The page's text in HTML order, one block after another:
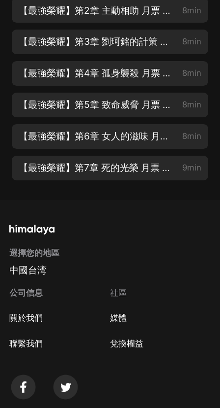
【最強榮耀】第2章 主動相助 月票 訂閱 轉發 五星好評 8min
【最強榮耀】第3章 劉珂銘的計策 月票 訂閱 轉發 五星好評 8min
【最強榮耀】第4章 孤身襲殺 月票 訂閱 轉發 五星好評 8min
【最強榮耀】第5章 致命威脅 月票 訂閱 轉發 五星好評 8min
【最強榮耀】第6章 女人的滋味 月票 訂閱 轉發 五星好評 8min
【最強榮耀】第7章 死的光榮 月票 訂閱 轉發 五星好評 9min
選擇您的地區
中國台湾
公司信息
關於我們
聯繫我們
社區
媒體
兌換權益